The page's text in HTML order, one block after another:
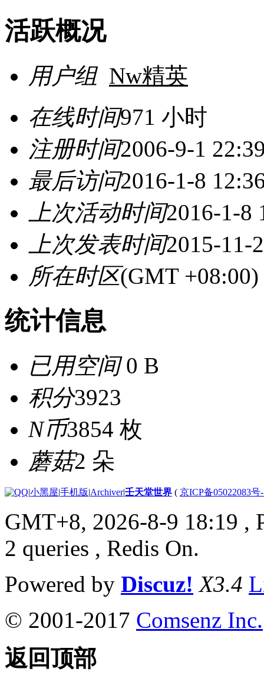
活跃概况
用户组 Nw精英
在线时间971 小时
注册时间2006-9-1
最后访问2016-1-8
上次活动时间2016-1-8
上次发表时间2015-11-
所在时区(GMT
统计信息
已用空间0 B
积分3923
N币3854 枚
蘑菇2 朵
|小黑屋|手机版|Archiver|壬天堂世界 ( 京ICP备05022083号
GMT+8, 2026-8-9 18:19 ,
2 queries , Redis On.
Powered by Discuz! X3.4
© 2001-2017 Comsenz Inc.
返回顶部